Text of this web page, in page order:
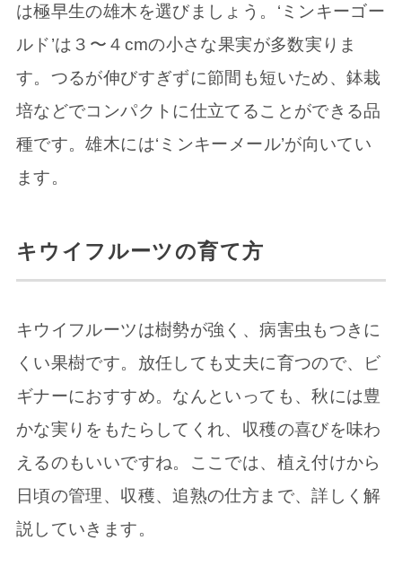
は極早生の雄木を選びましょう。‘ミンキーゴー
ルド’は３〜４cmの小さな果実が多数実りま
す。つるが伸びすぎずに節間も短いため、鉢栽
培などでコンパクトに仕立てることができる品
種です。雄木には‘ミンキーメール’が向いてい
ます。
キウイフルーツの育て方
キウイフルーツは樹勢が強く、病害虫もつきに
くい果樹です。放任しても丈夫に育つので、ビ
ギナーにおすすめ。なんといっても、秋には豊
かな実りをもたらしてくれ、収穫の喜びを味わ
えるのもいいですね。ここでは、植え付けから
日頃の管理、収穫、追熟の仕方まで、詳しく解
説していきます。